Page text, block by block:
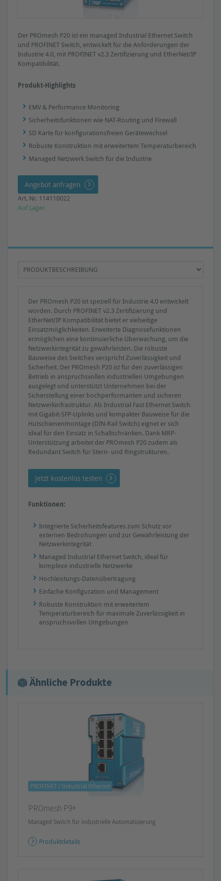
Der PROmesh P20 ist ein managed Industrial Ethernet Switch
und PROFINET Switch, entwickelt für die Anforderungen der
Industrie 4.0, mit PROFINET v2.3 Zertifizierung und EtherNet/IP
Kompatibilität.
Produkt-Highlights
EMV & Performance Monitoring
Sicherheitsfunktionen wie NAT-Routing und Firewall
SD Karte für konfigurationsfreien Gerätewechsel
Robuste Konstruktion mit erweitertem Temperaturbereich
Managed Netzwerk Switch für die Industrie
Angebot anfragen
Art. Nr. 114110022
Auf Lager
Der PROmesh P20 ist speziell für Industrie 4.0 entwickelt
worden. Durch PROFINET v2.3 Zertifizierung und
EtherNet/IP Kompatibilität bietet er vielseitige
Einsatzmöglichkeiten. Erweiterte Diagnosefunktionen
ermöglichen eine kontinuierliche Überwachung, um die
Netzwerkintegrität zu gewährleisten. Die robuste
Bauweise des Switches verspricht Zuverlässigkeit und
Sicherheit. Der PROmesh P20 ist für den zuverlässigen
Betrieb in anspruchsvollen industriellen Umgebungen
ausgelegt und unterstützt Unternehmen bei der
Sicherstellung einer hochperformanten und sicheren
Netzwerkinfrastruktur. Als Industrial Fast Ethernet Switch
mit Gigabit-SFP-Uplinks und kompakter Bauweise für die
Hutschienenmontage (DIN-Rail Switch) eignet er sich
ideal für den Einsatz in Schaltschränken. Dank MRP-
Unterstützung arbeitet der PROmesh P20 zudem als
Redundant Switch für Stern- und Ringstrukturen.
Jetzt kostenlos testen
Funktionen:
Integrierte Sicherheitsfeatures zum Schutz vor
externen Bedrohungen und zur Gewährleistung der
Netzwerkintegrität
Managed Industrial Ethernet Switch, ideal für
komplexe industrielle Netzwerke
Hochleistungs-Datenübertragung
Einfache Konfiguration und Management
Robuste Konstruktion mit erweitertem
Temperaturbereich für maximale Zuverlässigkeit in
anspruchsvollen Umgebungen
Ähnliche Produkte
PROFINET / Industrial Ethernet
PROmesh P9+
Managed Switch für industrielle Automatisierung
Produktdetails